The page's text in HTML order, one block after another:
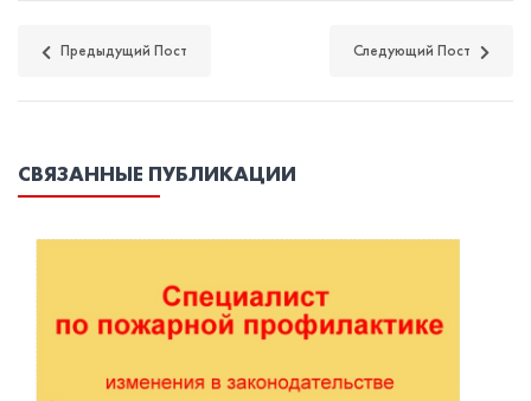
Предыдущий Пост Следующий Пост
СВЯЗАННЫЕ ПУБЛИКАЦИИ